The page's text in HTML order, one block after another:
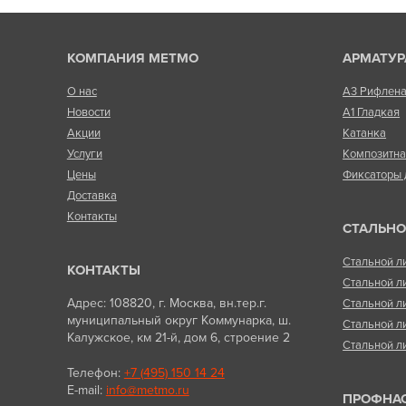
КОМПАНИЯ МЕТМО
О нас
Новости
Акции
Услуги
Цены
Доставка
Контакты
КОНТАКТЫ
Адрес: 108820, г. Москва, вн.тер.г.
муниципальный округ Коммунарка, ш.
Калужское, км 21-й, дом 6, строение 2
Телефон: +7 (495) 150 14 24
E-mail: info@metmo.ru
А3
А1 Гладкая
Катанка
Фиксаторы
Стальной
Стальной
Стальной
Стальной
Стальной